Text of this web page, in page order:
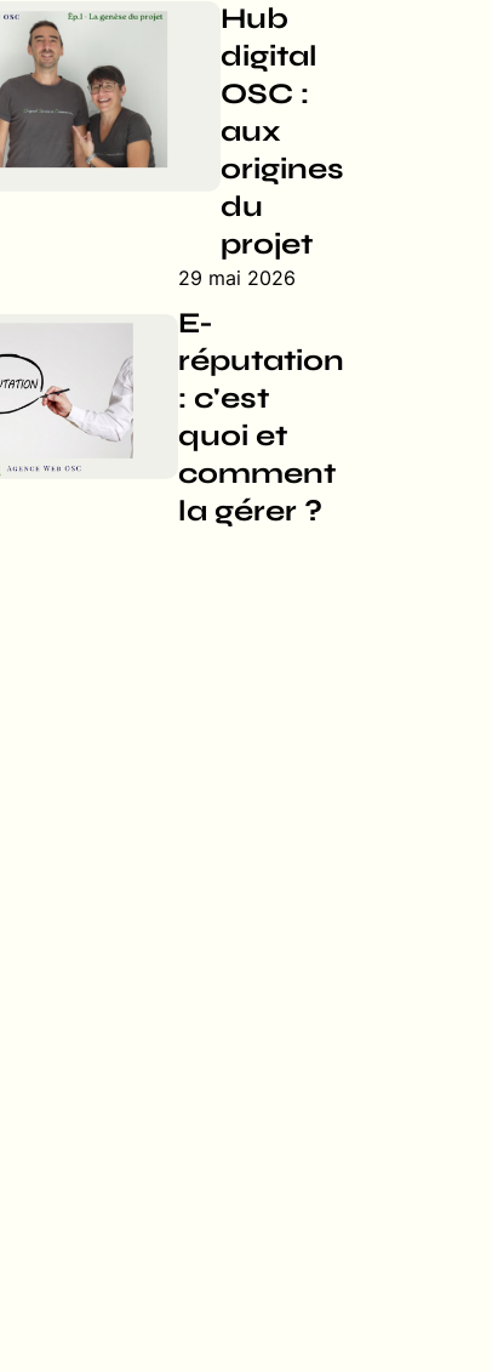
Hub
digital
OSC :
aux
origines
du
projet
29 mai 2026
E-
réputation
: c'est
quoi et
comment
la gérer ?